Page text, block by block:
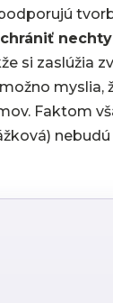
si zaslúžia
myslia,
Faktom
nebudú